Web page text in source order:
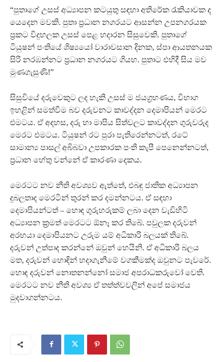
“පුතාගේ උසස් අධ්‍යාපන කටයුතු සඳහා අතිරේක රැකියාවක ද
යෙදෙන මවකි. පුතා ප්‍රධාන නගරයට ආසන්න උපනගරයක
ප්‍රකට විදුහලක උසස් පෙළ හදාරන සිසුවෙකි. පුතාගේ
ටියුෂන් පංතියේ ශිෂ්‍යයෝ වාරාවසාන දිනක, ස්පා ආයතනයක
සිරි නරඹන්නට ප්‍රධාන නගරයට ගියහ. පුතාට එහිදී සිය මව
මුණගැසුණි!”‍
සිසුවියේ දරුවෙකුට ලද හැකි උසස් ම ජයග්‍රහණය, විභාග
ඉහළින් සමත්වීම බව දරුවනට කාවද්දන දෙමාපියන් මෙරට
එමටය. ඒ අදහස, දරු හා මාපිය සිත්වලට කාවද්දන ගුරුවරුද
මෙරට එමටය. ටියුෂන් රට පුරා පැතිරෙන්නටත්, රටේ
සාමාන්‍ය පාසල් අබිබවා උපකාරක පංති කැපී පෙනෙන්නටත්,
ප්‍රධාන හේතු වන්නේ ඒ කාරණා දෙකය.
මෙරටට නව නීති අවශ්‍යව ඇත්තේ, එබඳු ජාතික අධ්‍යාපන
දුබලතාද මෙරටින් තුරන් කර දමන්නටය. ඒ සඳහා
දෙමාපියන්ටත් – හොඳ ගුරුහරුකම් ලබා දෙන වැඩිහිටි
අධ්‍යාපන ක්‍රමත් මෙරටට ඕනෑ කර තිබේ. පවුලක දරුවන්
අරභයා දෙමාපියනට උරුම යම් අධිකාරි බලයක් තිබේ.
දරුවන් උත්පාද කරන්නේ ඔවුන් හෙයිනි. ඒ අධිකාරි බලය
මත, දරුවන් හොඳින් හදාගැනීමේ වගකීමක්ද ඔවුනට පැවරේ.
හොඳ දරුවන් නොතනන්නෝ සමාජ අපරාධකරුවෝ වෙති.
මෙරටට නව නීති අවශ්‍ය ඒ තත්ත්වවලින් අපේ සමාජය
මුදවාගන්නටය.